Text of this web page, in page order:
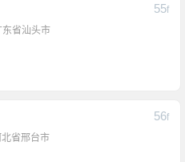
东省汕头市
55F
北省邢台市
56F